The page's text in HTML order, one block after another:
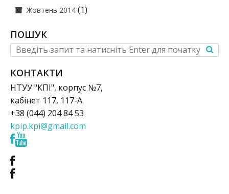
Жовтень 2014 (1)
ПОШУК
КОНТАКТИ
НТУУ "КПІ", корпус №7,
кабінет 117, 117-А
+38 (044) 204 84 53
kpip.kpi@gmail.com